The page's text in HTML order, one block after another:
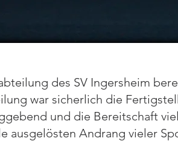
des SV Ingersheim
war sicherlich die
und die Bereitschaft
ausgelösten Andrang vieler